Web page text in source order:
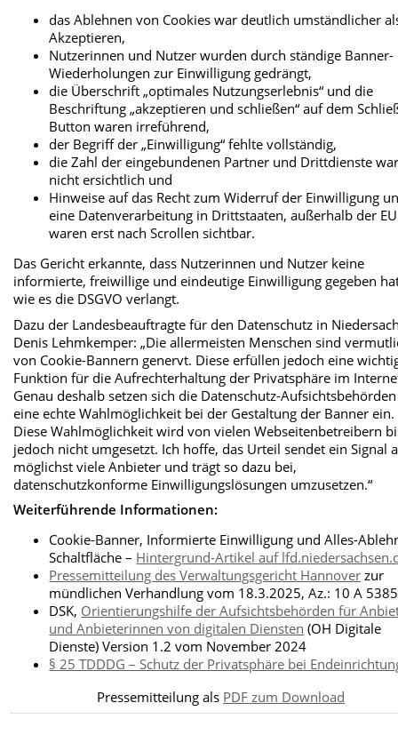
das Ablehnen von Cookies war deutlich umständlicher
Akzeptieren,
Nutzerinnen und Nutzer wurden durch ständige Banner-
Wiederholungen zur Einwilligung gedrängt,
die Überschrift „optimales Nutzungserlebnis“ und die
Beschriftung „akzeptieren und schließen“ auf dem
Button waren irreführend,
der Begriff der „Einwilligung“ fehlte vollständig,
die Zahl der eingebundenen Partner und Drittdienste
nicht ersichtlich und
Hinweise auf das Recht zum Widerruf der Einwilligung
eine Datenverarbeitung in Drittstaaten, außerhalb der EU
waren erst nach Scrollen sichtbar.
Das Gericht erkannte, dass Nutzerinnen und Nutzer keine
informierte, freiwillige und eindeutige Einwilligung gegeben
wie es die DSGVO verlangt.
Dazu der Landesbeauftragte für den Datenschutz in
Denis Lehmkemper: „Die allermeisten Menschen sind
von Cookie-Bannern genervt. Diese erfüllen jedoch eine
Funktion für die Aufrechterhaltung der Privatsphäre im
Genau deshalb setzen sich die Datenschutz-
eine echte Wahlmöglichkeit bei der Gestaltung der Banner ein.
Diese Wahlmöglichkeit wird von vielen Webseitenbetreibern
jedoch nicht umgesetzt. Ich hoffe, das Urteil sendet ein Signal
möglichst viele Anbieter und trägt so dazu bei,
datenschutzkonforme Einwilligungslösungen umzusetzen.“
Weiterführende Informationen:
Cookie-Banner, Informierte Einwilligung und Alles-
Schaltfläche – Hintergrund-Artikel auf
Pressemitteilung des Verwaltungsgericht Hannover zur
mündlichen Verhandlung vom 18.3.2025, Az.: 10 A
DSK, Orientierungshilfe der Aufsichtsbehörden für
und Anbieterinnen von digitalen Diensten (OH Digitale
Dienste) Version 1.2 vom November 2024
§ 25 TDDDG – Schutz der Privatsphäre bei
Pressemitteilung als PDF zum Download